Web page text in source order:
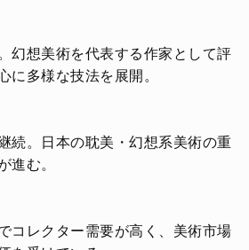
幻想美術を代表する作家として評
に多様な技法を展開。
続。日本の耽美・幻想系美術の重
進む。
コレクター需要が高く、美術市場